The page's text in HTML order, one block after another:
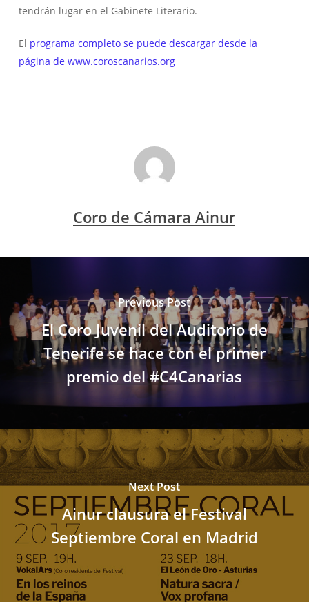
tendrán lugar en el Gabinete Literario.
El programa completo se puede descargar desde la
página de www.coroscanarios.org
Coro de Cámara Ainur
Previous Post
El Coro Juvenil del Auditorio de
Tenerife se hace con el primer
premio del #C4Canarias
Next Post
Ainur clausura el Festival
Septiembre Coral en Madrid